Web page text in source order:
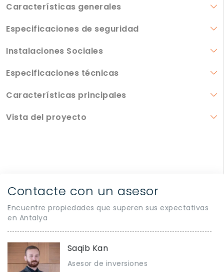
Características generales
Especificaciones de seguridad
Instalaciones Sociales
Especificaciones técnicas
Características principales
Vista del proyecto
Contacte con un asesor
Encuentre propiedades que superen sus expectativas
en Antalya
Saqib Kan
Asesor de inversiones